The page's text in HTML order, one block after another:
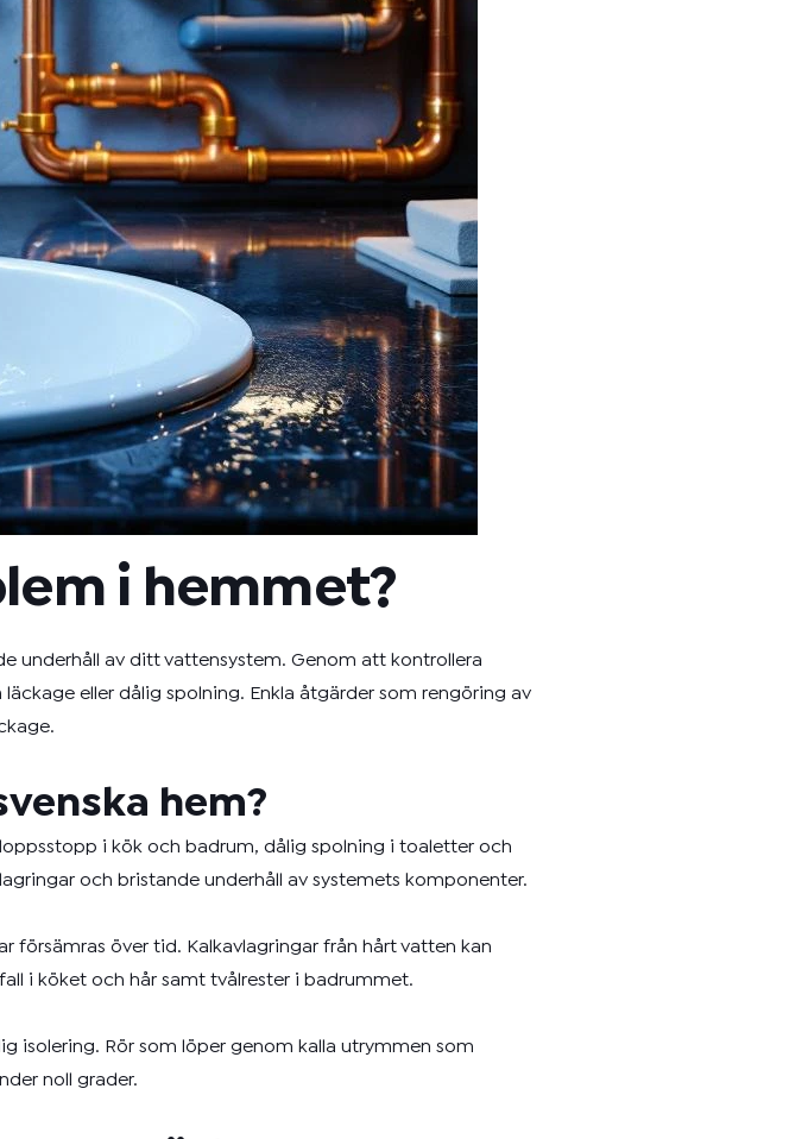
i hemmet?
underhåll av ditt vattensystem. Genom att kontrollera
eller dålig spolning. Enkla åtgärder som rengöring av
hem?
i kök och badrum, dålig spolning i toaletter och
och bristande underhåll av systemets komponenter.
försämras över tid. Kalkavlagringar från hårt vatten kan
i köket och hår samt tvålrester i badrummet.
isolering. Rör som löper genom kalla utrymmen som
noll grader.